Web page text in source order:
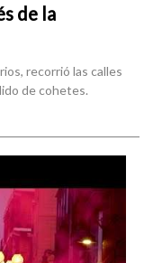
de la
recorrió las calles
de cohetes.